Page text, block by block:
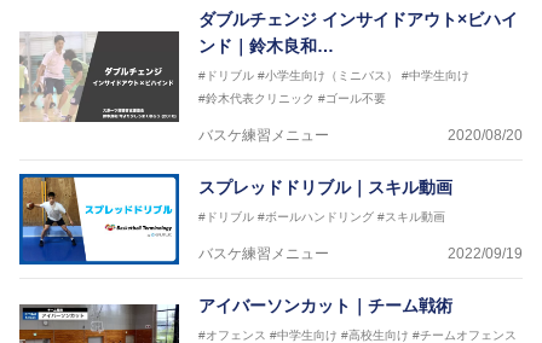
ダブルチェンジ インサイドアウト×ビハイ
ンド｜鈴木良和…
#ドリブル #小学生向け（ミニバス）
#中学生向け
#鈴木代表クリニック #ゴール不要
バスケ練習メニュー 2020/08/20
スプレッドドリブル｜スキル動画
#ドリブル #ボールハンドリング #スキル動画
バスケ練習メニュー 2022/09/19
アイバーソンカット｜チーム戦術
#オフェンス #中学生向け #高校生向け #チームオフェンス